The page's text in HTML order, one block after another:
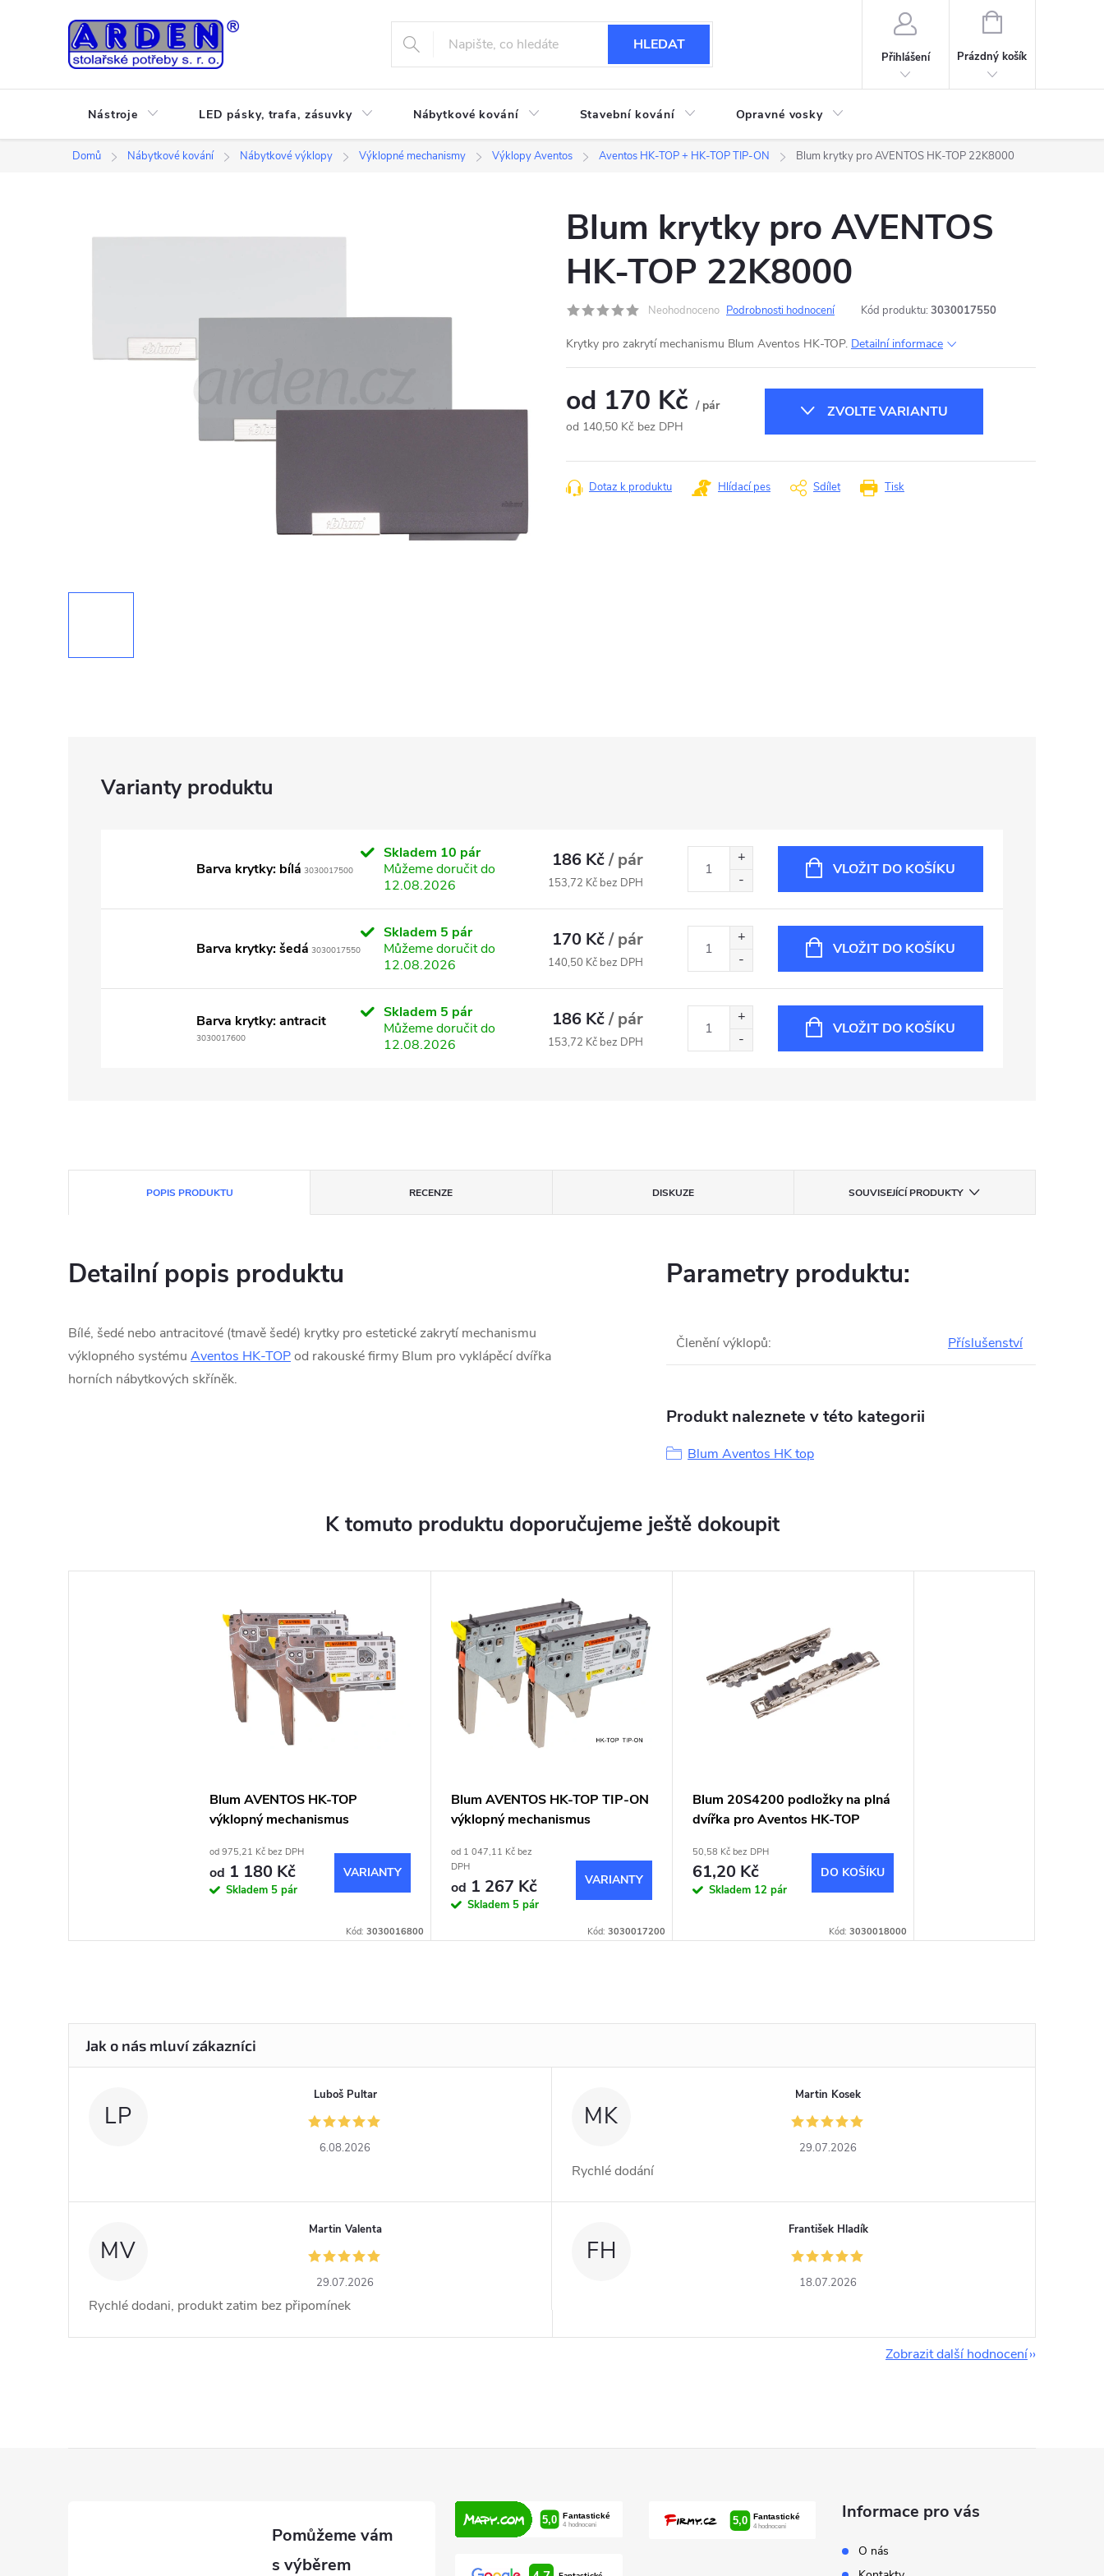
HLEDAT
Přihlášení
NÁKUPNÍ
Prázdný košík
Nástroje LED pásky, trafa, zásuvky Nábytkové kování Stavební kování Opravné vosky
Domů Nábytkové kování Nábytkové výklopy Výklopné mechanismy Výklopy Aventos Aventos HK-TOP + HK-TOP TIP-ON Blum krytky pro AVENTOS HK-TOP 22K8000
Blum krytky pro AVENTOS
HK-TOP 22K8000
Neohodnoceno Podrobnosti hodnocení Kód produktu: 3030017550
Krytky pro zakrytí mechanismu Blum Aventos HK-TOP. Detailní informace
od 170 Kč / pár
od 140,50 Kč bez DPH
cena:
ZVOLTE VARIANTU
Tisk
Dotaz k produktu Hlídací pes Sdílet
Barva krytky: bílá 3030017500
Skladem 10 pár
Můžeme doručit do
12.08.2026
186 Kč/ pár
153,72 Kč bez DPH
VLOŽIT DO KOŠÍKU
Barva krytky: šedá 3030017550
Skladem 5 pár
Můžeme doručit do
12.08.2026
170 Kč/ pár
140,50 Kč bez DPH
VLOŽIT DO KOŠÍKU
Barva krytky: antracit
3030017600
Skladem 5 pár
Můžeme doručit do
12.08.2026
186 Kč/ pár
153,72 Kč bez DPH
VLOŽIT DO KOŠÍKU
POPIS PRODUKTU RECENZE DISKUZE SOUVISEJÍCÍ PRODUKTY
Detailní popis produktu
Bílé, šedé nebo antracitové (tmavě šedé) krytky pro estetické zakrytí mechanismu
výklopného systému Aventos HK-TOPod rakouské firmy Blum pro vyklápěcí dvířka
horních nábytkových skříněk.
Parametry produktu:
Členění výklopů: Příslušenství
Produkt naleznete v této kategorii
Blum Aventos HK top
K tomuto produktu doporučujeme ještě dokoupit
Blum AVENTOS HK-TOP
výklopný mechanismus
od 975,21 Kč bez DPH
od 1 180 Kč
Skladem 5 pár
Kód: 3030016800
Blum AVENTOS HK-TOP TIP-ON
výklopný mechanismus
od 1 047,11 Kč bez
DPH
od 1 267 Kč
Skladem 5 pár
Kód: 3030017200
Blum 20S4200 podložky na plná
dvířka pro Aventos HK-TOP
50,58 Kč bez DPH
61,20 Kč
Skladem 12 pár
DO KOŠÍKU
Kód: 3030018000
LP
Luboš Pultar
6.08.2026
MK
Martin Kosek
29.07.2026
Rychlé dodání
MV
Martin Valenta
29.07.2026
Rychlé dodani, produkt zatim bez připomínek
FH
František Hladík
18.07.2026
Zobrazit další hodnocení
Informace pro vás
O nás